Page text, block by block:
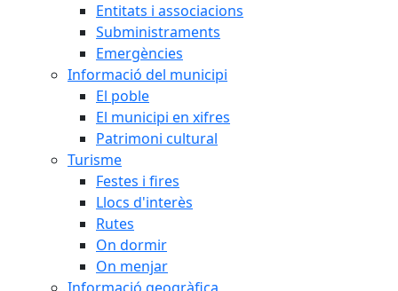
Entitats i associacions
Subministraments
Emergències
Informació del municipi
El poble
El municipi en xifres
Patrimoni cultural
Turisme
Festes i fires
Llocs d'interès
Rutes
On dormir
On menjar